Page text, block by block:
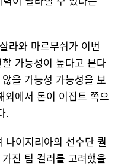
라와 마르무쉬가 이번
가능성이 높다고 본다
을 가능성 가능성을 보
외에서 돈이 이집트 쪽으
.
나이지리아의 선수단 퀄
진 팀 컬러를 고려했을